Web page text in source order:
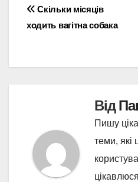
Навігація
записів
Скільки місяців
ходить вагітна собака
Від
Пишу
теми, які